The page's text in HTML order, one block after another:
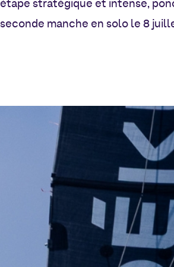
étape stratégique et intense,
seconde manche en solo le 8